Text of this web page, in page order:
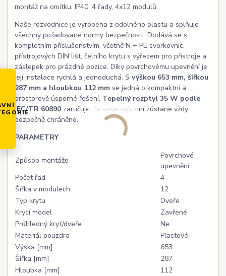
Naše rozvodnice je vyrobena z odolného plastu a splňuje
všechny požadované normy bezpečnosti. Dodává se s
kompletním příslušenstvím, včetně N + PE svorkovnic,
přístrojových DIN lišt, čelního krytu s výřezem pro přístroje a
záslepek pro prázdné pozice. Díky povrchovému upevnění je
její instalace rychlá a jednoduchá. Svýškou 653 mm, šířkou
287 mm a hloubkou 112 mm se jedná o kompaktní a
prostorově úsporné řešení. Tepelný rozptyl 35 W podle
IEC/TR 60890 zaručuje, že vaše zařízení zůstane vždy
bezpečně chráněno.
PARAMETRY
Způsob montáže
Povrchové
upevnění
Počet řad
4
Šířka v modulech
12
Typ krytu
Dveře
Krycí model
Zavřené
Průhledný kryt/dveře
Ne
Materiál pouzdra
Plastové
Výška [mm]
653
Šířka [mm]
287
Hloubka [mm]
112